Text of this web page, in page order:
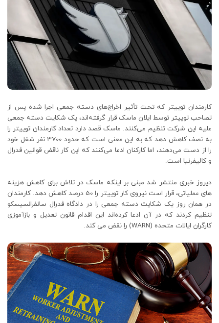
کارمندان توییتر که تحت تأثیر اخراج‌های دسته جمعی اجرا شده پس از
تصاحب توییتر توسط ایلان ماسک قرار گرفته‌اند، یک شکایت دسته جمعی
علیه این شرکت تنظیم می‌کنند. ماسک قصد دارد تعداد کارمندان توییتر را
به نصف کاهش دهد که به این معنی است که حدود 3700 نفر شغل خود
را از دست می‌دهند، اما کارکنان ادعا می‌کنند که این کار ناقض قوانین فدرال
و کالیفرنیا است.
دیروز خبری منتشر شد مبنی بر اینکه ماسک در تلاش برای کاهش هزینه
های عملیاتی، قرار است نیروی کار توییتر را 50 درصد کاهش دهد. کارمندان
در همان روز یک شکایت دسته جمعی را در دادگاه فدرال سانفرانسیسکو
تنظیم کردند که در آن ادعا کرده‌اند این اقدام قانون تعدیل و بازآموزی
کارگران ایالات متحده (WARN) را نقض می کند.